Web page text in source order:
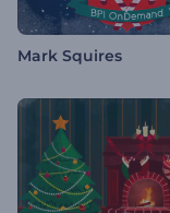
Mark Squires